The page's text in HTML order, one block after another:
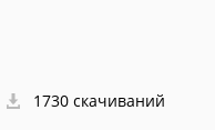
1730 скачиваний